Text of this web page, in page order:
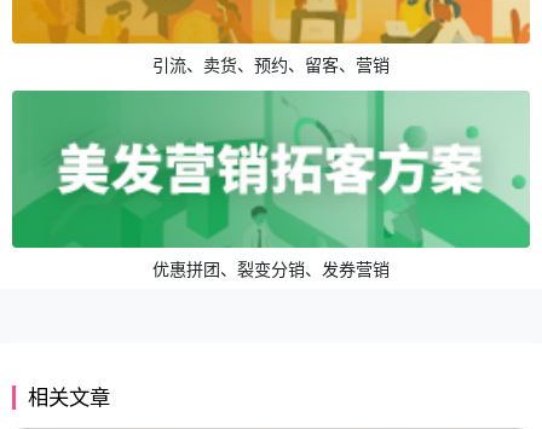
引流、卖货、预约、留客、营销
优惠拼团、裂变分销、发券营销
相关文章